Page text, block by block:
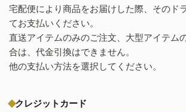
宅配便により商品をお届けした際、そのド
てお支払いください。
直送アイテムのみのご注文、大型アイテム
合は、代金引換はできません。
他の支払い方法を選択してください。
クレジットカード